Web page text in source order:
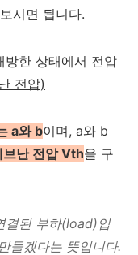
시면 됩니다.
방한 상태에서 전압
전압)
a와 b이며, a와 b
브난 전압 Vth을 구
결된 부하(load)입
들겠다는 뜻입니다.